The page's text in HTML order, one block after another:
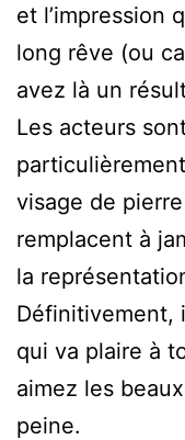
et l’impression
long rêve (ou
avez là un
Les acteurs
visage de
remplacent à
la
Définitivement,
qui va plaire à
aimez les
peine.